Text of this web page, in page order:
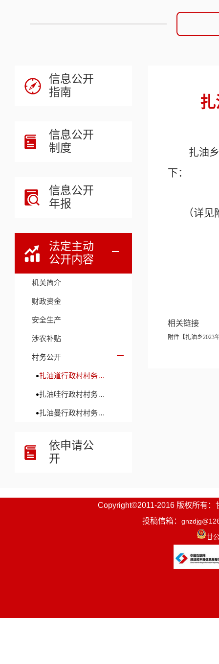
信息公开
指南
信息公开
制度
信息公开
年报
法定主动
公开内容
机关简介
财政资金
安全生产
涉农补贴
村务公开
扎油道行政村村务公开
扎油哇行政村村务公开
扎油曼行政村村务公开
依申请公
开
扎油乡
下：
（详
相关链接
附件【扎油乡2023
Copyright©2011-2016 版权所有：
投稿信箱：
甘